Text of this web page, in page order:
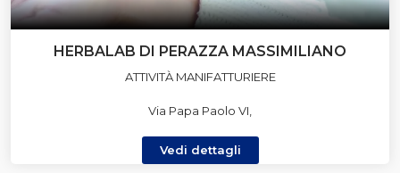
HERBALAB DI PERAZZA MASSIMILIANO
ATTIVITÀ MANIFATTURIERE
Via Papa Paolo VI,
Vedi dettagli